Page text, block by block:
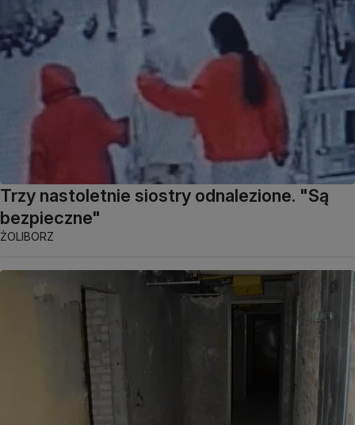
Trzy nastoletnie siostry odnalezione. "Są
bezpieczne"
ŻOLIBORZ